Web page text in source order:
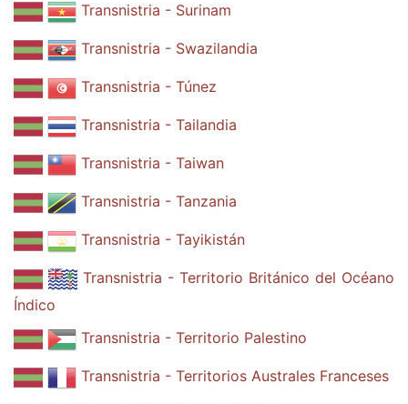
Transnistria - Surinam
Transnistria - Swazilandia
Transnistria - Túnez
Transnistria - Tailandia
Transnistria - Taiwan
Transnistria - Tanzania
Transnistria - Tayikistán
Transnistria - Territorio Británico del Océano
Índico
Transnistria - Territorio Palestino
Transnistria - Territorios Australes Franceses